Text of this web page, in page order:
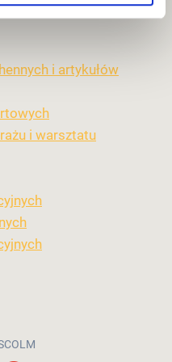
i artykułów
i warsztatu